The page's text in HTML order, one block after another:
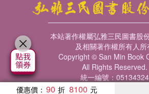
優惠價： 90 8100
本站著作權屬弘雅三民圖書股
及相關著作權所有人所
Copyright © San Min Book
All Rights Reserved.
統一編號：05134324